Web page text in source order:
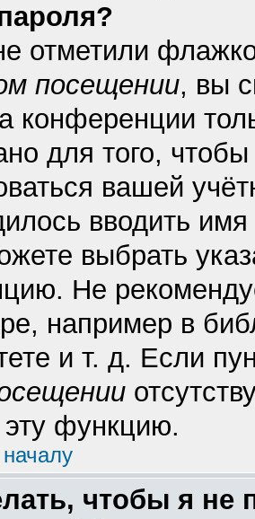
отметили
посещении, вы
конференции
для того, чтобы
вашей
вводить
выбрать
Не
например в
и т. д. Если
функцию.
чтобы я не